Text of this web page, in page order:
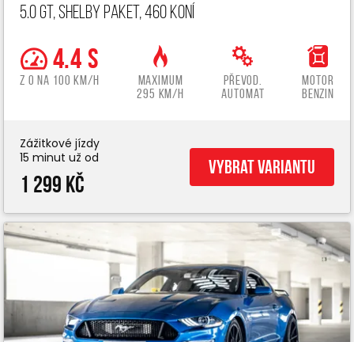
5.0 GT, Shelby paket, 460 koní
4.4 s
z 0 na 100 km/h
Maximum
295 km/h
Převod.
automat
Motor
benzin
Zážitkové jízdy
15 minut už od
1 299 Kč
Vybrat variantu